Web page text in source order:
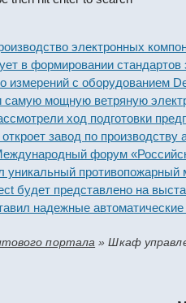
электронных
формировании стандартов
с оборудованием
мощную ветряную
ход подготовки
завод по производству
форум «Российская
противопожарный
представлено на
надежные автоматические
портала »Шкаф